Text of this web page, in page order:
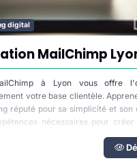
digital
MailChimp
à Lyon vous offre
votre base clientèle.
réputé pour sa simplicité et son
nécessaires pour
manière ciblée. Aucune